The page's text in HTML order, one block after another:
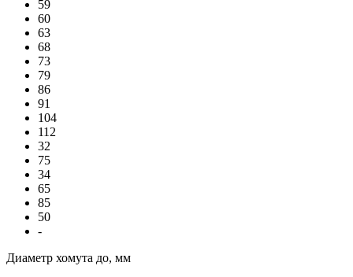
59
60
63
68
73
79
86
91
104
112
32
75
34
65
85
50
-
Диаметр хомута до, мм